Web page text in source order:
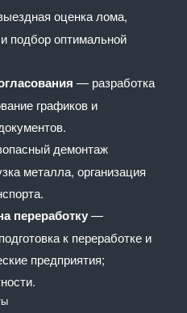
оценка лома,
подбор оптимальной
— разработка
графиков и
демонтаж
металла, организация
переработку—
к переработке и
предприятия;